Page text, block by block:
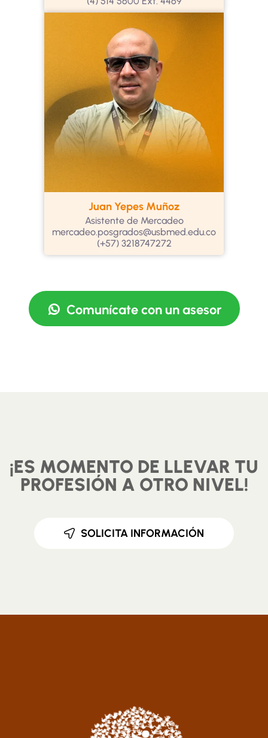
Juan Yepes Muñoz
Asistente de Mercadeo
mercadeo.posgrados@usbmed.edu.co
(+57) 3218747272
Comunícate con un asesor
¡ES MOMENTO DE LLEVAR TU
PROFESIÓN A OTRO NIVEL!
SOLICITA INFORMACIÓN